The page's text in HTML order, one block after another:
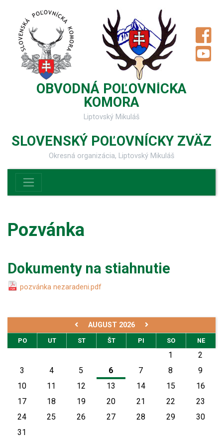
OBVODNÁ POĽOVNÍCKA
KOMORA
Liptovský Mikuláš
SLOVENSKÝ POĽOVNÍCKY ZVÄZ
Okresná organizácia, Liptovský Mikuláš
Pozvánka
Dokumenty na stiahnutie
pozvánka nezaradeni.pdf
AUGUST 2026
PO UT ST ŠT PI SO NE
1
2
3
4 5 6 7 8
9
10
11 12 13 14 15
16
17
18 19 20 21 22
23
24
25 26 27 28 29
30
31